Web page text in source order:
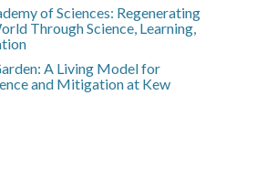
of Sciences: Regenerating
Through Science, Learning,
A Living Model for
and Mitigation at Kew